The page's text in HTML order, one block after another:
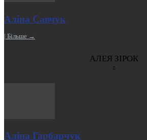
Аліна Савчук
| Більше →
АЛЕЯ ЗІРОК
Аліна Гарбарчук